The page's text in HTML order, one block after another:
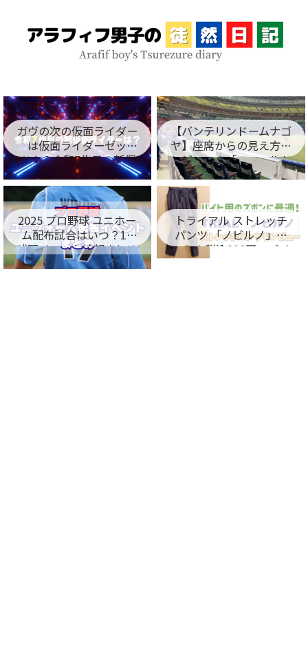
ガヴの次の仮面ライダー
は仮面ライダーゼッ
ツ！？令和7作目の新仮
面ライダー名が判明！
【バンテリンドームナゴ
ヤ】座席からの見え方を
レビュー！「フィールド
シート編」
2025 プロ野球 ユニホー
ム配布試合はいつ？12
球団イベント情報まとめ
トライアル ストレッチ
パンツ 「ノビルノ」口
コミ！税込998円でバイ
ト用のズボンに最適！